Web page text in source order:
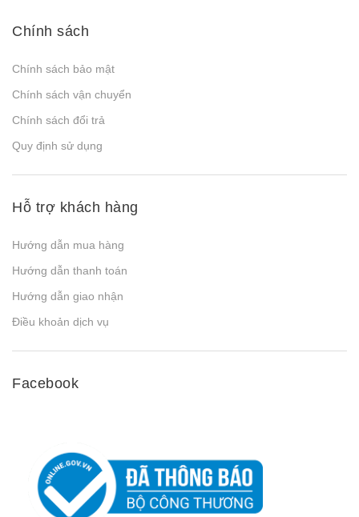
Chính sách
Chính sách bảo mật
Chính sách vận chuyển
Chính sách đổi trả
Quy định sử dụng
Hỗ trợ khách hàng
Hướng dẫn mua hàng
Hướng dẫn thanh toán
Hướng dẫn giao nhận
Điều khoản dịch vụ
Facebook